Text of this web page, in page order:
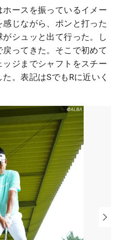
ースを振っているイメー
じながら、ポンと打った
シュッと出て行った。し
ってきた。そこで初めて
ジまでシャフトをスチー
。表記はSでもRに近いく